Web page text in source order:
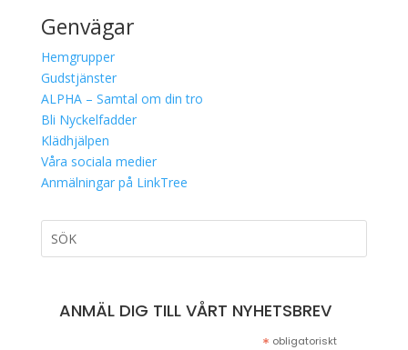
Genvägar
Hemgrupper
Gudstjänster
ALPHA – Samtal om din tro
Bli Nyckelfadder
Klädhjälpen
Våra sociala medier
Anmälningar på LinkTree
ANMÄL DIG TILL VÅRT NYHETSBREV
* obligatoriskt